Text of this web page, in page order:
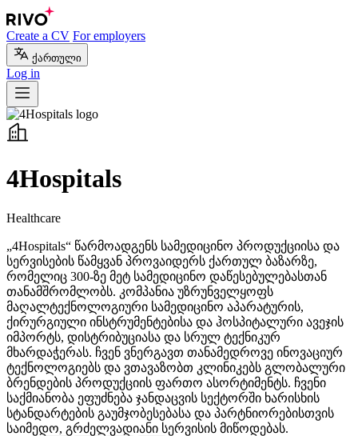
Create a CV For employers
ქართული
Log in
4Hospitals
Healthcare
„4Hospitals“ წარმოადგენს სამედიცინო პროდუქციისა და
სერვისების წამყვან პროვაიდერს ქართულ ბაზარზე,
რომელიც 300-ზე მეტ სამედიცინო დაწესებულებასთან
თანამშრომლობს. კომპანია უზრუნველყოფს
მაღალტექნოლოგიური სამედიცინო აპარატურის,
ქირურგიული ინსტრუმენტებისა და ჰოსპიტალური ავეჯის
იმპორტს, დისტრიბუციასა და სრულ ტექნიკურ
მხარდაჭერას. ჩვენ ვნერგავთ თანამედროვე ინოვაციურ
ტექნოლოგიებს და ვთავაზობთ კლინიკებს გლობალური
ბრენდების პროდუქციის ფართო ასორტიმენტს. ჩვენი
საქმიანობა ეფუძნება ჯანდაცვის სექტორში ხარისხის
სტანდარტების გაუმჯობესებასა და პარტნიორებისთვის
საიმედო, გრძელვადიანი სერვისის მიწოდებას.